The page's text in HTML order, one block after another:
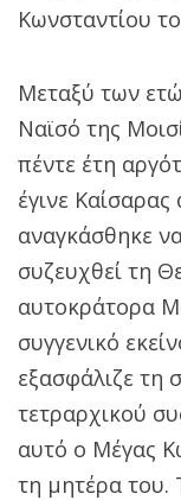
Κωνσταντίου
Μεταξύ των
Ναϊσό της
πέντε έτη
έγινε
αναγκάσθηκε
συζευχθεί τη
αυτοκράτορα
συγγενικό
εξασφάλιζε τη
τετραρχικού
αυτό ο Μέγας
τη μητέρα του.